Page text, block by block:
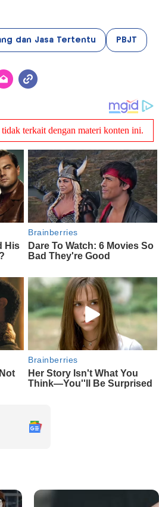
dan Jasa Tertentu PBJT